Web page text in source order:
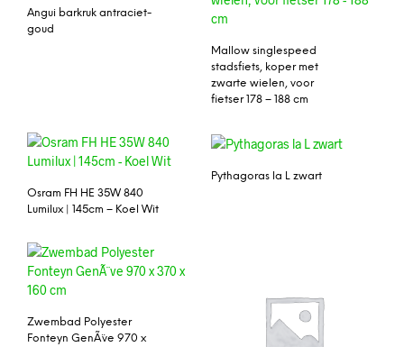
Angui barkruk antraciet-
goud
Mallow singlespeed
stadsfiets, koper met
zwarte wielen, voor
fietser 178 – 188 cm
Osram FH HE 35W 840
Lumilux | 145cm – Koel Wit
Pythagoras la L zwart
Zwembad Polyester
Fonteyn GenÃ¨ve 970 x